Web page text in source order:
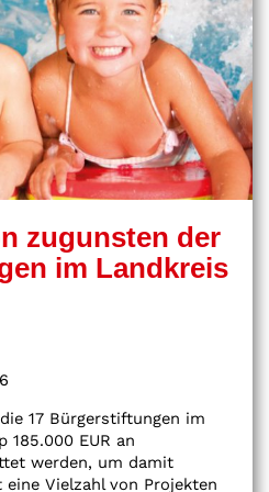
zugunsten der
im Landkreis
17 Bürgerstiftungen im
185.000 EUR an
werden, um damit
Vielzahl von Projekten